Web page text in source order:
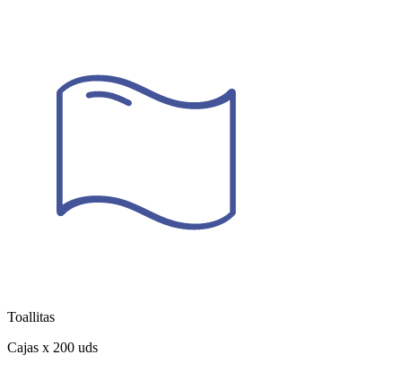
Toallitas
Cajas x 200 uds